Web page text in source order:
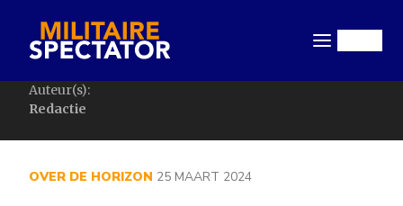
naar
inhoud
gaan
Auteur(s):
Redactie
OVER DE HORIZON 25 MAART 2024